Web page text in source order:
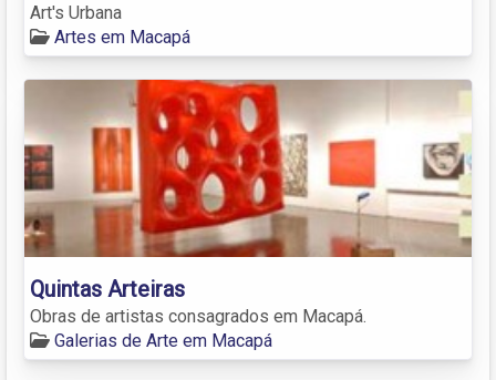
Art's Urbana
Artes em Macapá
Quintas Arteiras
Obras de artistas consagrados em Macapá.
Galerias de Arte em Macapá